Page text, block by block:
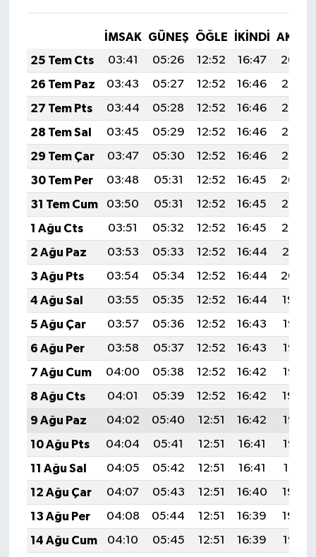
İMSAK GÜNEŞ ÖĞLE İKINDI
25 Tem Cts
03:41 05:26 12:52 16:47
20:09
26 Tem Paz
03:43 05:27 12:52 16:46
20:08
27 Tem Pts
03:44 05:28 12:52 16:46
20:07
28 Tem Sal
03:45 05:29 12:52 16:46
20:06
29 Tem Çar
03:47 05:30 12:52 16:46
20:05
30 Tem Per
03:48 05:31 12:52 16:45
20:04
31 Tem Cum
03:50 05:31 12:52 16:45
20:03
1 Ağu Cts
03:51 05:32 12:52 16:45
20:02
2 Ağu Paz
03:53 05:33 12:52 16:44
20:01
3 Ağu Pts
03:54 05:34 12:52 16:44
20:00
4 Ağu Sal
03:55 05:35 12:52 16:44
19:59
5 Ağu Çar
03:57 05:36 12:52 16:43
19:58
6 Ağu Per
03:58 05:37 12:52 16:43
19:57
7 Ağu Cum
04:00 05:38 12:52 16:42
19:55
8 Ağu Cts
04:01 05:39 12:52 16:42
19:54
9 Ağu Paz
04:02 05:40 12:51 16:42
19:53
10 Ağu Pts
04:04 05:41 12:51 16:41
19:52
11 Ağu Sal
04:05 05:42 12:51 16:41
19:51
12 Ağu Çar
04:07 05:43 12:51 16:40
19:49
13 Ağu Per
04:08 05:44 12:51 16:39
19:48
14 Ağu Cum
04:10 05:45 12:51 16:39
19:47